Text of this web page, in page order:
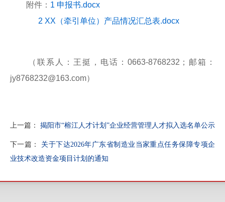
附件： 1 申报书.docx
2 XX（牵引单位）产品情况汇总表.docx
（联系人：王挺，电话：0663-8768232；邮箱：
jy8768232@163.com）
上一篇： 揭阳市“榕江人才计划”企业经营管理人才拟入选名单公示
下一篇： 关于下达2026年广东省制造业当家重点任务保障专项企
业技术改造资金项目计划的通知